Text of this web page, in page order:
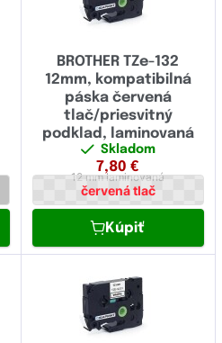
BROTHER TZe-132
12mm, kompatibilná
páska červená
tlač/priesvitný
podklad, laminovaná
Skladom
7,80 €
12 mmlaminovaná
červená tlač
Kúpiť